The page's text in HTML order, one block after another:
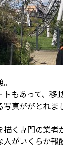
もあって、移
真ががとれ
描く専門の業
人がいくらか